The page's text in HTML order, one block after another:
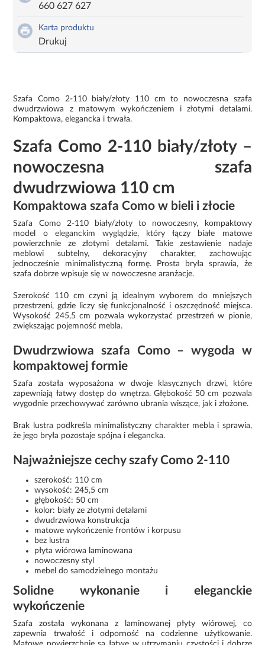
660 627 627
Karta produktu
Drukuj
Szafa Como 2-110 biały/złoty 110 cm to nowoczesna szafa
dwudrzwiowa z matowym wykończeniem i złotymi detalami.
Kompaktowa, elegancka i trwała.
Szafa Como 2-110 biały/złoty –
nowoczesna szafa
dwudrzwiowa 110 cm
Kompaktowa szafa Como w bieli i złocie
Szafa Como 2-110 biały/złoty to nowoczesny, kompaktowy
model o eleganckim wyglądzie, który łączy białe matowe
powierzchnie ze złotymi detalami. Takie zestawienie nadaje
meblowi subtelny, dekoracyjny charakter, zachowując
jednocześnie minimalistyczną formę. Prosta bryła sprawia, że
szafa dobrze wpisuje się w nowoczesne aranżacje.
Szerokość 110 cm czyni ją idealnym wyborem do mniejszych
przestrzeni, gdzie liczy się funkcjonalność i oszczędność miejsca.
Wysokość 245,5 cm pozwala wykorzystać przestrzeń w pionie,
zwiększając pojemność mebla.
Dwudrzwiowa szafa Como – wygoda w
kompaktowej formie
Szafa została wyposażona w dwoje klasycznych drzwi, które
zapewniają łatwy dostęp do wnętrza. Głębokość 50 cm pozwala
wygodnie przechowywać zarówno ubrania wiszące, jak i złożone.
Brak lustra podkreśla minimalistyczny charakter mebla i sprawia,
że jego bryła pozostaje spójna i elegancka.
Najważniejsze cechy szafy Como 2-110
szerokość: 110 cm
wysokość: 245,5 cm
głębokość: 50 cm
kolor: biały ze złotymi detalami
dwudrzwiowa konstrukcja
matowe wykończenie frontów i korpusu
bez lustra
płyta wiórowa laminowana
nowoczesny styl
mebel do samodzielnego montażu
Solidne wykonanie i eleganckie
wykończenie
Szafa została wykonana z laminowanej płyty wiórowej, co
zapewnia trwałość i odporność na codzienne użytkowanie.